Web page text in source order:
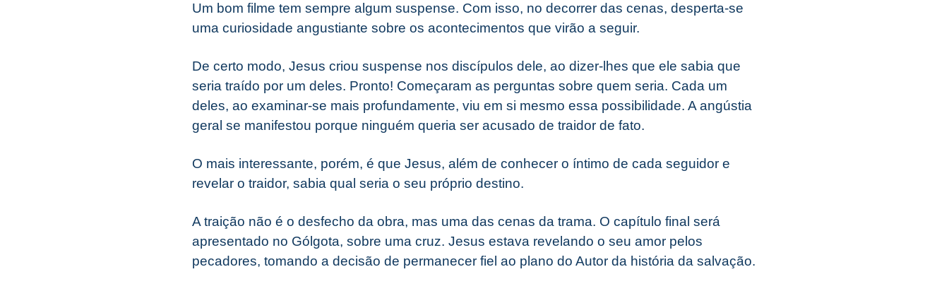
Um bom filme tem sempre algum suspense. Com isso, no decorrer das cenas, desperta-se
uma curiosidade angustiante sobre os acontecimentos que virão a seguir.
De certo modo, Jesus criou suspense nos discípulos dele, ao dizer-lhes que ele sabia que
seria traído por um deles. Pronto! Começaram as perguntas sobre quem seria. Cada um
deles, ao examinar-se mais profundamente, viu em si mesmo essa possibilidade. A angústia
geral se manifestou porque ninguém queria ser acusado de traidor de fato.
O mais interessante, porém, é que Jesus, além de conhecer o íntimo de cada seguidor e
revelar o traidor, sabia qual seria o seu próprio destino.
A traição não é o desfecho da obra, mas uma das cenas da trama. O capítulo final será
apresentado no Gólgota, sobre uma cruz. Jesus estava revelando o seu amor pelos
pecadores, tomando a decisão de permanecer fiel ao plano do Autor da história da salvação.